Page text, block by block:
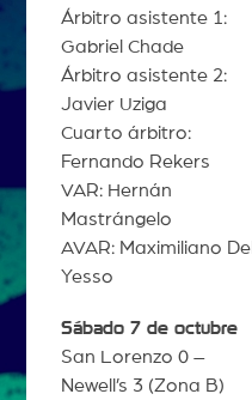
Árbitro asistente 1:
Gabriel Chade
Árbitro asistente 2:
Javier Uziga
Cuarto árbitro:
Fernando Rekers
VAR: Hernán
Mastrángelo
AVAR: Maximiliano Del
Yesso
Sábado 7 de octubre
San Lorenzo 0 –
Newell’s 3 (Zona B)